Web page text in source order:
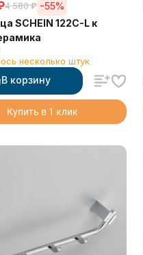
4 580 ₽ -55%
SCHEIN 122C-L к
несколько штук
В корзину
Купить в 1 клик